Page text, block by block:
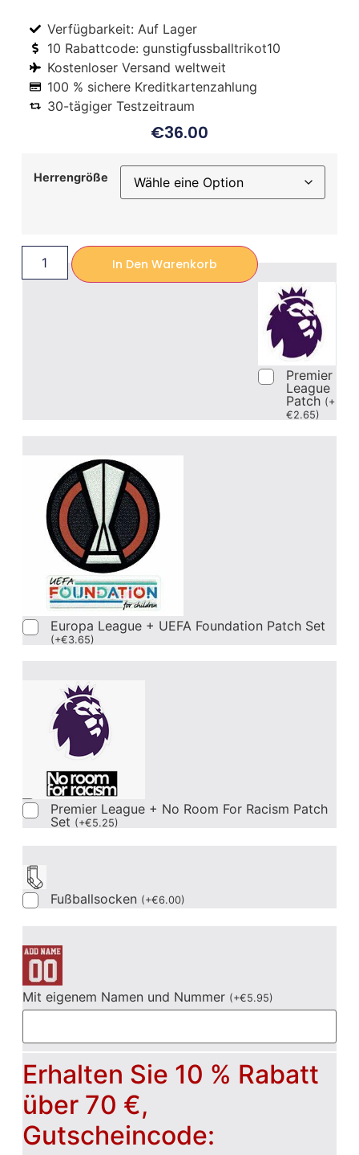
Verfügbarkeit: Auf Lager
10 Rabattcode: gunstigfussballtrikot10
Kostenloser Versand weltweit
100 % sichere Kreditkartenzahlung
30-tägiger Testzeitraum
€36.00
Herrengröße
In Den Warenkorb
Premier
League
Patch (+
€2.65)
Europa League + UEFA Foundation Patch Set
(+€3.65)
Premier League + No Room For Racism Patch
Set (+€5.25)
Fußballsocken (+€6.00)
Mit eigenem Namen und Nummer (+€5.95)
Erhalten Sie 10 % Rabatt
über 70 €,
Gutscheincode: